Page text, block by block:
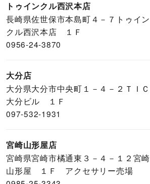
トゥインクル西沢本店
長崎県佐世保市本島町４－７トゥイン
クル西沢本店 １Ｆ
0956-24-3870
大分店
大分県大分市中央町１－４－２ＴＩＣ
大分ビル １Ｆ
097-532-1931
宮崎山形屋店
宮崎県宮崎市橘通東３－４－１２宮崎
山形屋 １Ｆ アクセサリー売場